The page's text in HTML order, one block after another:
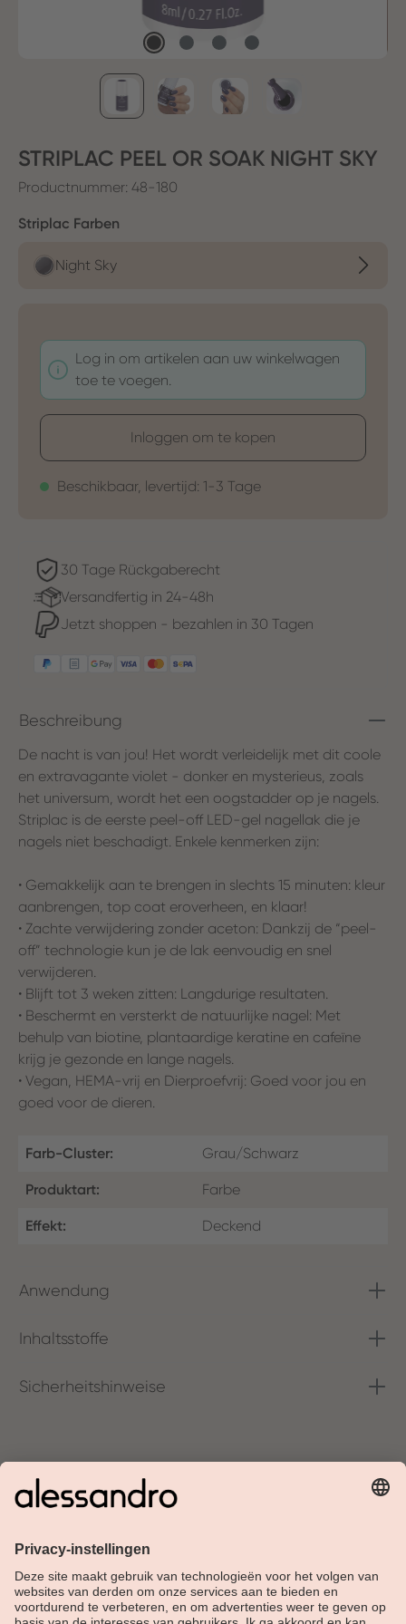
STRIPLAC PEEL OR SOAK NIGHT SKY
Productnummer: 48-180
Selecteer
Striplac Farben
Night Sky
Log in om artikelen aan uw winkelwagen
toe te voegen.
Inloggen om te kopen
Beschikbaar, levertijd: 1-3 Tage
30 Tage Rückgaberecht
Versandfertig in 24-48h
Jetzt shoppen - bezahlen in 30 Tagen
Beschreibung
De nacht is van jou! Het wordt verleidelijk met dit coole
en extravagante violet - donker en mysterieus, zoals
het universum, wordt het een oogstadder op je nagels.
Striplac is de eerste peel-off LED-gel nagellak die je
nagels niet beschadigt. Enkele kenmerken zijn:
• Gemakkelijk aan te brengen in slechts 15 minuten: kleur
aanbrengen, top coat eroverheen, en klaar!
• Zachte verwijdering zonder aceton: Dankzij de “peel-
off” technologie kun je de lak eenvoudig en snel
verwijderen.
• Blijft tot 3 weken zitten: Langdurige resultaten.
• Beschermt en versterkt de natuurlijke nagel: Met
behulp van biotine, plantaardige keratine en cafeïne
krijg je gezonde en lange nagels.
• Vegan, HEMA-vrij en Dierproefvrij: Goed voor jou en
goed voor de dieren.
Farb-Cluster: Grau/Schwarz
Produktart: Farbe
Effekt: Deckend
Anwendung
Inhaltsstoffe
Sicherheitshinweise
Over Alessandro